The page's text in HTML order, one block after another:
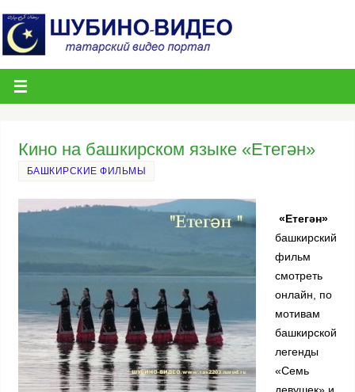
Кино на башкирском языке «Етегән»
БАШКИРСКИЕ ФИЛЬМЫ
«Етегән»
башкирский
фильм
смотреть
онлайн, по
мотивам
башкирской
легенды
«Семь